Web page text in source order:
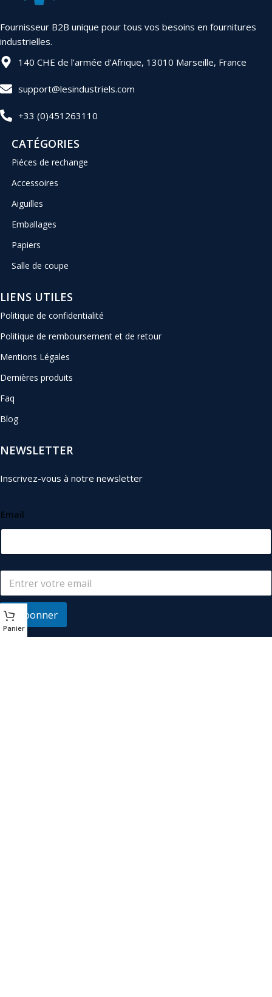
Fournisseur B2B unique pour tous vos besoins en fournitures
industrielles.
140 CHE de l’armée d’Afrique, 13010 Marseille, France
support@lesindustriels.com
+33 (0)451263110
CATÉGORIES
Piéces de rechange
Accessoires
Aiguilles
Emballages
Papiers
Salle de coupe
LIENS UTILES
Politique de confidentialité
Politique de remboursement et de retour
Mentions Légales
Dernières produits
Faq
Blog
NEWSLETTER
Inscrivez-vous à notre newsletter
Email
S'abonner
Panier